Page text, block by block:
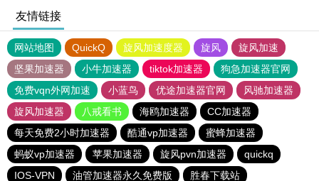
友情链接
网站地图 QuickQ 旋风加速度器 旋风
旋风加速
坚果加速器
小牛加速器 tiktok加速器
狗急加速器官网
免费vqn外网加速
小蓝鸟 优途加速器官网
风驰加速器
旋风加速器
八戒看书 海鸥加速器
CC加速器
每天免费2小时加速器
酷通vp加速器
蜜蜂加速器
蚂蚁vp加速器
苹果加速器 旋风pvn加速器
quickq
IOS-VPN
油管加速器永久免费版 胜春下载站